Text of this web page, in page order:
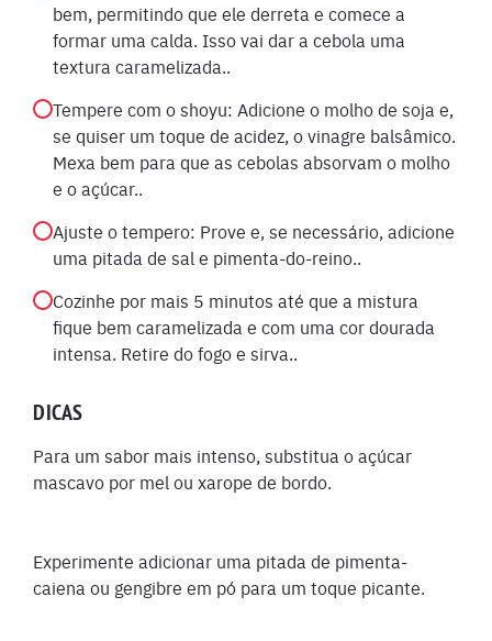
bem, permitindo que ele derreta e comece a
formar uma calda. Isso vai dar a cebola uma
textura caramelizada..
Tempere com o shoyu: Adicione o molho de soja e,
se quiser um toque de acidez, o vinagre balsâmico.
Mexa bem para que as cebolas absorvam o molho
e o açúcar..
Ajuste o tempero: Prove e, se necessário, adicione
uma pitada de sal e pimenta-do-reino..
Cozinhe por mais 5 minutos até que a mistura
fique bem caramelizada e com uma cor dourada
intensa. Retire do fogo e sirva..
DICAS
Para um sabor mais intenso, substitua o açúcar
mascavo por mel ou xarope de bordo.
Experimente adicionar uma pitada de pimenta-
caiena ou gengibre em pó para um toque picante.